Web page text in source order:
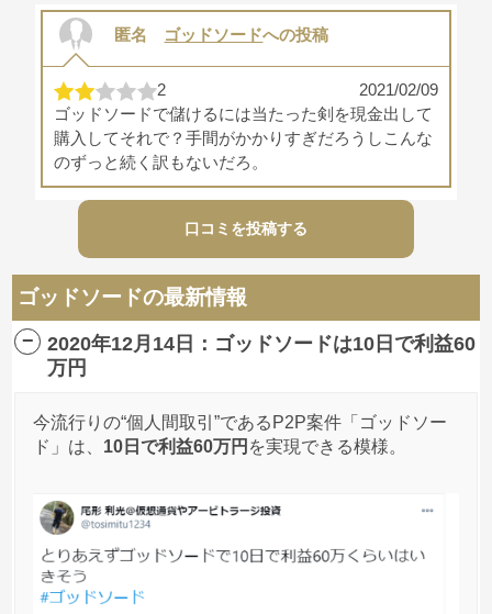
匿名 ゴッドソードへの投稿
2021/02/09
2
ゴッドソードで儲けるには当たった剣を現金出して
購入してそれで？手間がかかりすぎだろうしこんな
のずっと続く訳もないだろ。
ゴッドソードへの投稿
3
ゴッドソードはまだもう少し大丈夫だと思います
よ。もちろん自己責任でお願いしますねー
匿名 ゴッドソードへの投稿
まだ順調に稼げてますが辞め時がわからないですｗ
ｗ
まだ大丈夫ですよね！？
口コミを投稿する
ゴッドソードの最新情報
2020年12月14日：ゴッドソードは10日で利益60
万円
今流行りの“個人間取引”であるP2P案件「ゴッドソー
ド」は、 10日で利益60万円 を実現できる模様。